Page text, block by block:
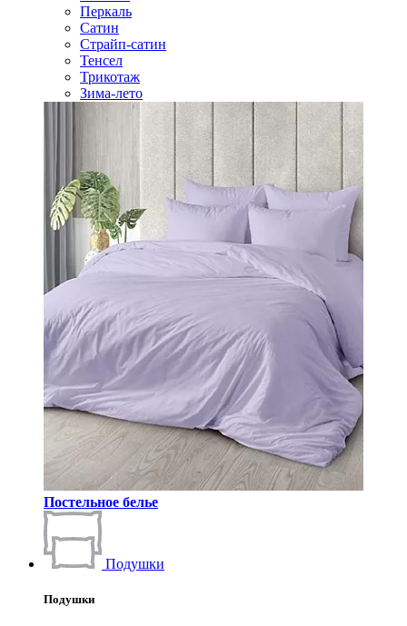
Перкаль
Сатин
Страйп-сатин
Тенсел
Трикотаж
Зима-лето
Постельное белье
Подушки
Подушки